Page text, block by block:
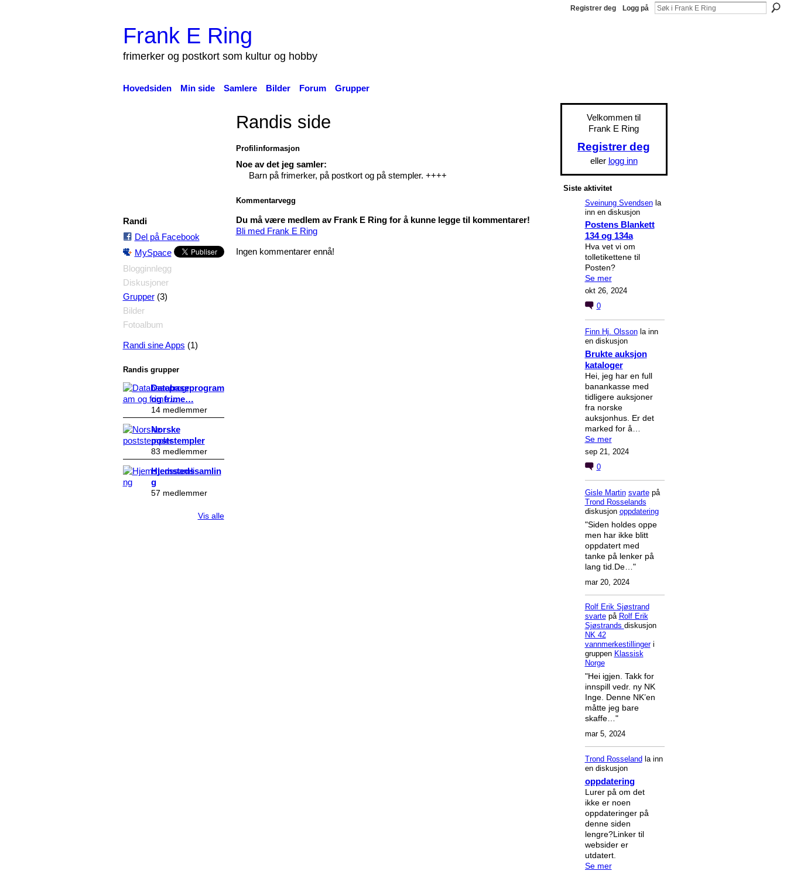
Registrer deg Logg på
Frank E Ring
frimerker og postkort som kultur og hobby
Hovedsiden Min side Samlere Bilder Forum Grupper
Randi
Del på Facebook
MySpace
Blogginnlegg
Diskusjoner
Grupper(3)
Bilder
Fotoalbum
Randi sine Apps (1)
Randis grupper
Databaseprogram
og frime…
14 medlemmer
Norske
poststempler
83 medlemmer
Hjemstedssamlin
g
57 medlemmer
Vis alle
Randis side
Profilinformasjon
Noe av det jeg samler:
Barn på frimerker, på postkort og på stempler. ++++
Kommentarvegg
Du må være medlem av Frank E Ring for å kunne legge til kommentarer!
Bli med Frank E Ring
Ingen kommentarer ennå!
Velkommen til
Frank E Ring
Registrer deg
eller logg inn
Siste aktivitet
Sveinung Svendsenla
inn en diskusjon
Postens Blankett
134 og 134a
Hva vet vi om
tolletikettene til
Posten?
Se mer
okt 26, 2024
0
Finn Hj. Olssonla inn
en diskusjon
Brukte auksjon
kataloger
Hei, jeg har en full
banankasse med
tidligere auksjoner
fra norske
auksjonhus. Er det
marked for å…
Se mer
sep 21, 2024
0
Gisle Martin svartepå
Trond Rosselands
diskusjon oppdatering
"Siden holdes oppe
men har ikke blitt
oppdatert med
tanke på lenker på
lang tid.De…"
mar 20, 2024
Rolf Erik Sjøstrand
svartepå Rolf Erik
Sjøstrands diskusjon
NK 42
vannmerkestillingeri
gruppen Klassisk
Norge
"Hei igjen. Takk for
innspill vedr. ny NK
Inge. Denne NK’en
måtte jeg bare
skaffe…"
mar 5, 2024
Trond Rosseland la inn
en diskusjon
oppdatering
Lurer på om det
ikke er noen
oppdateringer på
denne siden
lengre?Linker til
websider er
utdatert.
Se mer